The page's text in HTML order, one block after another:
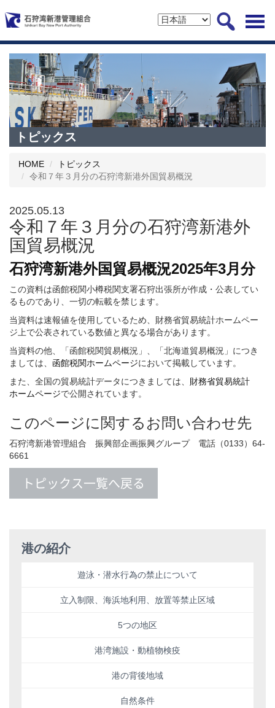
トピックス
HOME
トピックス
令和７年３月分の石狩湾新港外国貿易概況
2025.05.13
令和７年３月分の石狩湾新港外
国貿易概況
石狩湾新港外国貿易概況2025年3月分
この資料は函館税関小樽税関支署石狩出張所が作成・公表してい
るものであり、一切の転載を禁じます。
当資料は速報値を使用しているため、財務省貿易統計ホームペー
ジ上で公表されている数値と異なる場合があります。
当資料の他、「函館税関貿易概況」、「北海道貿易概況」につき
ましては、 函館税関ホームページにおいて掲載しています。
また、全国の貿易統計データにつきましては、 財務省貿易統計
ホームページで公開されています。
このページに関するお問い合わせ先
石狩湾新港管理組合 振興部企画振興グループ 電話（0133）64-
6661
トピックス一覧へ戻る
港の紹介
遊泳・潜水行為の禁止について
立入制限、海浜地利用、放置等禁止区域
5つの地区
港湾施設・動植物検疫
港の背後地域
自然条件